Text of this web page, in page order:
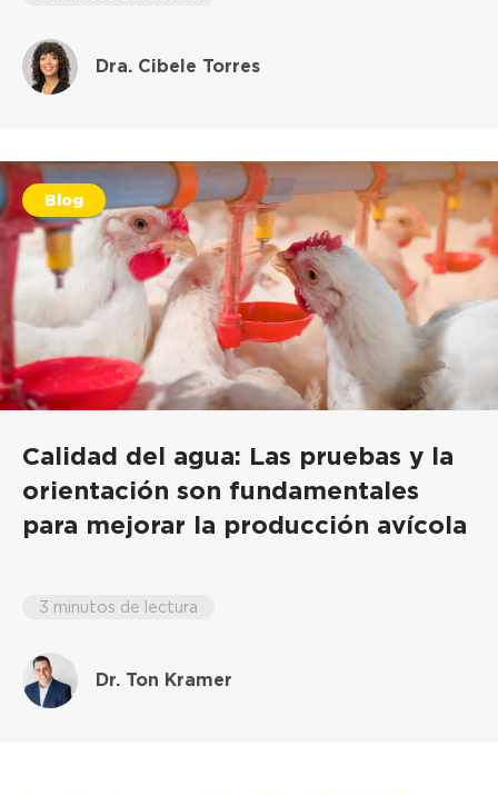
Dra. Cibele Torres
Blog
Calidad del agua: Las pruebas y la
orientación son fundamentales
para mejorar la producción avícola
3 minutos de lectura
Dr. Ton Kramer